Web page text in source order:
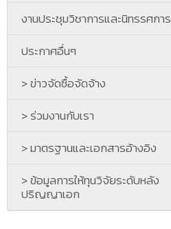
งานประชุมวิชาการและนิทรรศการ
ประกาศอื่นๆ
> ข่าวจัดซื้อจัดจ้าง
> ร่วมงานกับเรา
> มาตรฐานและเอกสารอ้างอิง
> ข้อมูลการให้ทุนวิจัยระดับหลัง
ปริญญาเอก